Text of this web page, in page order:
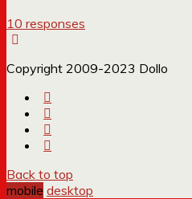
10 responses
Copyright 2009-2023 Dollo
Back to top
mobile desktop